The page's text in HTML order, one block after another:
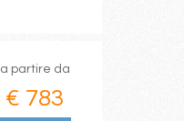
a partire da
€ 783